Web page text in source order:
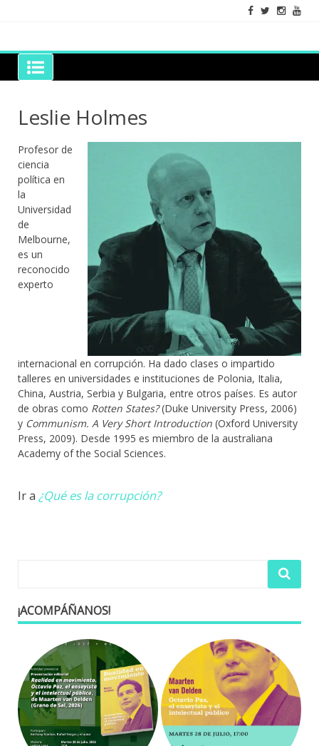
Grano de Sal
Libros para mantener viva la duda razonable
Leslie Holmes
Profesor de
ciencia
política en
la
Universidad
de
Melbourne,
es un
reconocido
experto
internacional en corrupción. Ha dado clases o impartido
talleres en universidades e instituciones de Polonia, Italia,
China, Austria, Serbia y Bulgaria, entre otros países. Es autor
de obras como Rotten States?(Duke University Press, 2006)
y Communism. A Very Short Introduction (Oxford University
Press, 2009). Desde 1995 es miembro de la australiana
Academy of the Social Sciences.
Ir a ¿Qué es la corrupción?
¡ACOMPÁÑANOS!